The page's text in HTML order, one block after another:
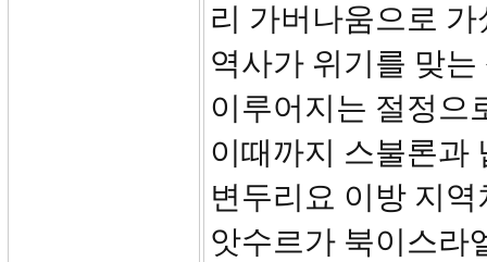
리 가버나움으로
역사가 위기를 맞
이루어지는 절정으
이때까지 스불론과
변두리요 이방 지
앗수르가 북이스라